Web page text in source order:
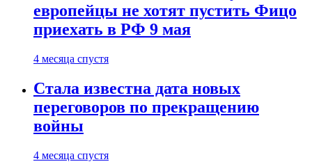
европейцы не хотят пустить Фицо
приехать в РФ 9 мая
4 месяца спустя
Стала известна дата новых
переговоров по прекращению
войны
4 месяца спустя